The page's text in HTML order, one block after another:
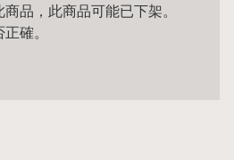
品，此商品可能已下架。
確。